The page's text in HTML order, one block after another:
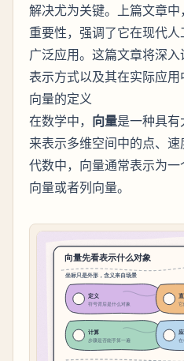
解决尤为关键。上篇文章
重要性，强调了它在现代
广泛应用。这篇文章将深
表示方式以及其在实际应用
向量的定义
在数学中， 向量是一种具
来表示多维空间中的点、
代数中，向量通常表示为
向量或者列向量。